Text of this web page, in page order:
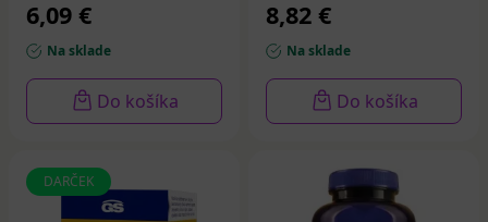
6,09 €
Na sklade
Do košíka
8,82 €
Na sklade
Do košíka
DARČEK